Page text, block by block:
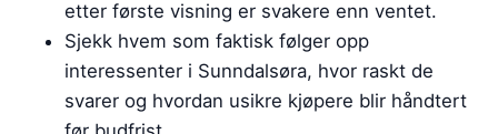
etter første visning er svakere enn ventet.
Sjekk hvem som faktisk følger opp
interessenter i Sunndalsøra, hvor raskt de
svarer og hvordan usikre kjøpere blir håndtert